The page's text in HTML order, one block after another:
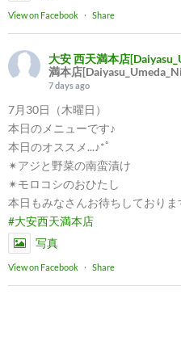
View on Facebook · Share
大安 西天満本店
満本店
7 days ago
7月30日（木曜日）
本日のメニューです♪
本日のオススメ...♪*ﾟ
✴︎アジと野菜の南蛮漬け
✴︎モロコシのおひたし
本日もみなさんお待ちしておりま
#大安西天満本店
写真
View on Facebook · Share